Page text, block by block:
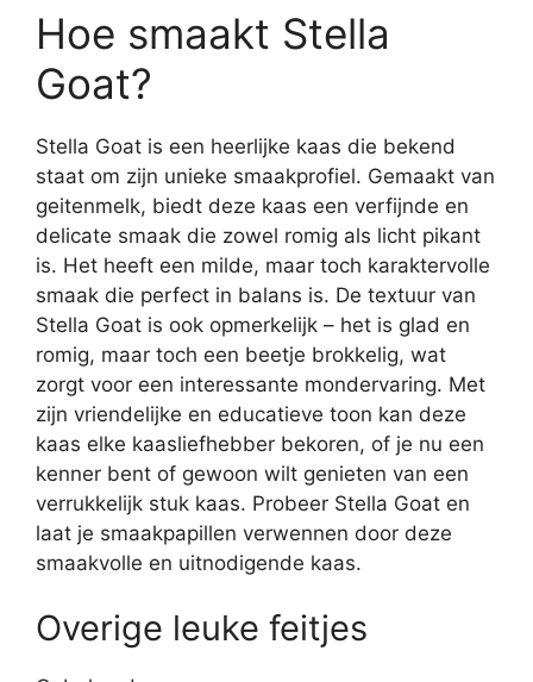
Hoe smaakt Stella
Goat?
Stella Goat is een heerlijke kaas die bekend
staat om zijn unieke smaakprofiel. Gemaakt van
geitenmelk, biedt deze kaas een verfijnde en
delicate smaak die zowel romig als licht pikant
is. Het heeft een milde, maar toch karaktervolle
smaak die perfect in balans is. De textuur van
Stella Goat is ook opmerkelijk – het is glad en
romig, maar toch een beetje brokkelig, wat
zorgt voor een interessante mondervaring. Met
zijn vriendelijke en educatieve toon kan deze
kaas elke kaasliefhebber bekoren, of je nu een
kenner bent of gewoon wilt genieten van een
verrukkelijk stuk kaas. Probeer Stella Goat en
laat je smaakpapillen verwennen door deze
smaakvolle en uitnodigende kaas.
Overige leuke feitjes